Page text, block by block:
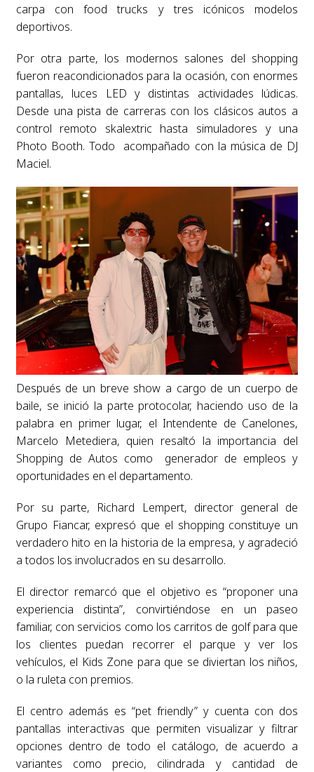
carpa con food trucks y tres icónicos modelos
deportivos.
Por otra parte, los modernos salones del shopping
fueron reacondicionados para la ocasión, con enormes
pantallas, luces LED y distintas actividades lúdicas.
Desde una pista de carreras con los clásicos autos a
control remoto skalextric hasta simuladores y una
Photo Booth. Todo acompañado con la música de DJ
Maciel.
Después de un breve show a cargo de un cuerpo de
baile, se inició la parte protocolar, haciendo uso de la
palabra en primer lugar, el Intendente de Canelones,
Marcelo Metediera, quien resaltó la importancia del
Shopping de Autos como generador de empleos y
oportunidades en el departamento.
Por su parte, Richard Lempert, director general de
Grupo Fiancar, expresó que el shopping constituye un
verdadero hito en la historia de la empresa, y agradeció
a todos los involucrados en su desarrollo.
El director remarcó que el objetivo es “proponer una
experiencia distinta”, convirtiéndose en un paseo
familiar, con servicios como los carritos de golf para que
los clientes puedan recorrer el parque y ver los
vehículos, el Kids Zone para que se diviertan los niños,
o la ruleta con premios.
El centro además es “pet friendly” y cuenta con dos
pantallas interactivas que permiten visualizar y filtrar
opciones dentro de todo el catálogo, de acuerdo a
variantes como precio, cilindrada y cantidad de